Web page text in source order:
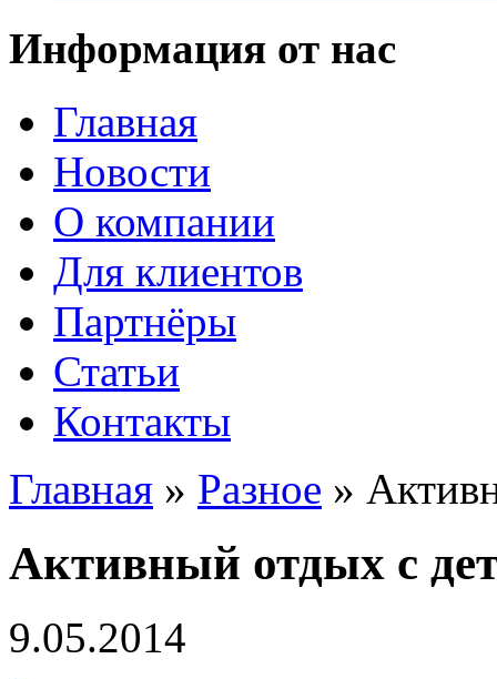
Информация от нас
Главная
Новости
О компании
Для клиентов
Партнёры
Статьи
Контакты
Главная » Разное »
Активный отдых с
9.05.2014